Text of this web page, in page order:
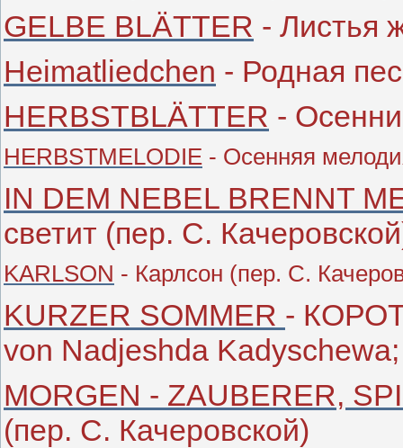
GELBE BLÄTTER - Листья
Heimatliedchen - Родная
HERBSTBLÄTTER -
HERBSTMELODIE - Осенняя
IN DEM NEBEL BRENNT
светит (пер. С.
KARLSON - Карлсон (пер. С.
KURZER SOMMER -
von Nadjeshda
MORGEN - ZAUBERER,
(пер. С. Качеровской)